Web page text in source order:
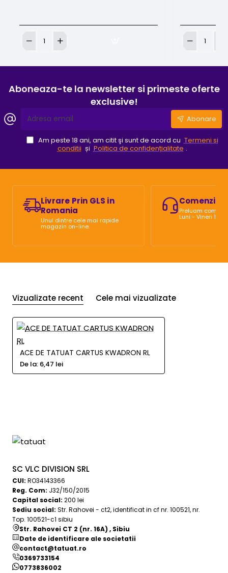
TATUAT
F
TATUAT
KWADRON
M1
Aboneaza-te la newsletter si primeste oferte
exclusive!
Adresa
email
Abonare
Am peste 18 ani, am citit şi sunt de acord cu Termeni si
conditii și Politica de confidențialitate .
Livrare Prin GLS in
Romania
Unul dintre cele mai rapide
magazin on-line.
Comenzi
Preluam
Luni - Vineri
Vizualizate recent Cele mai vizualizate
ACE DE TATUAT CARTUS KWADRON RL
De la: 6,47 lei
SC VLC DIVISION SRL
CUI: RO34143366
Reg. Com: J32/150/2015
Capital social: 200 lei
Sediu social: Str. Rahovei - ct2, identificat in cf nr. 100521, nr.
Top. 100521-c1 sibiu
Str. Rahovei CT 2 (nr. 16A) , Sibiu
Date de identificare ale societatii
contact@tatuat.ro
0369733154
0773836002